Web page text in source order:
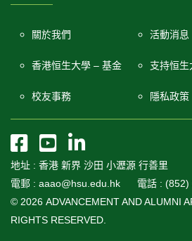
關於我們 活動消息
香港恒生大學 – 基金 支持恒生
校友事務 隱私政策
地址 : 香港 新界 沙田 小瀝源 行善里
電郵 : aaao@hsu.edu.hk 電話 : (852)
© 2026 ADVANCEMENT AND ALUMNI
RIGHTS RESERVED.